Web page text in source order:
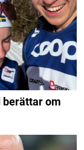
berättar om